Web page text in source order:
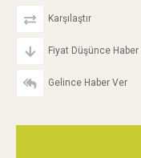
Karşılaştır
Fiyat Düşünce Haber
Gelince Haber Ver